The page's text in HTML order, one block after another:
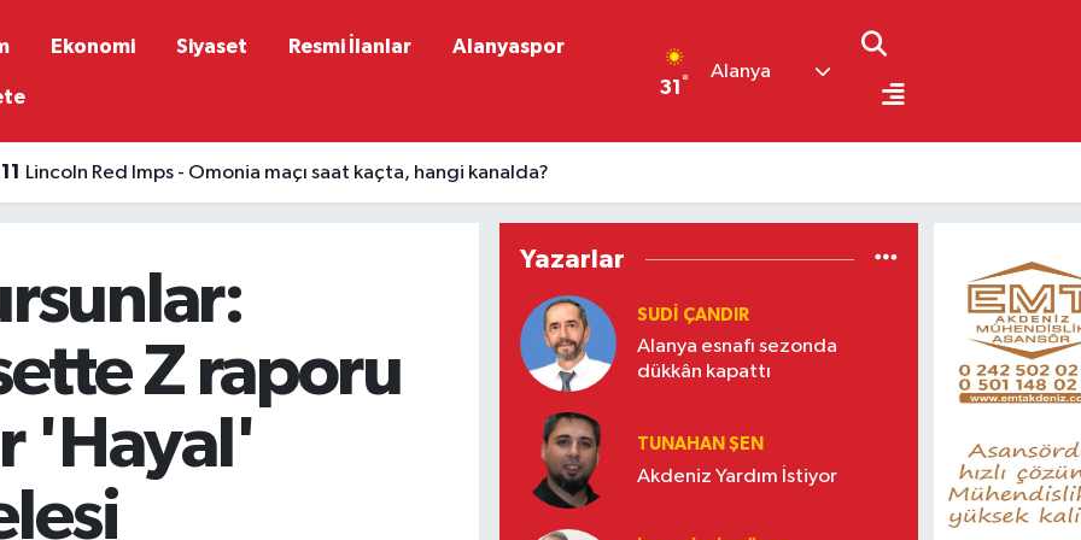
Ekonomi Siyaset Resmi İlanlar Alanyaspor
31 °
Alanya
Lincoln Red Imps - Omonia maçı saat kaçta, hangi kanalda?
Z raporu
'Hayal'
Yazarlar
SUDI ÇANDIR
Alanya esnafı sezonda
dükkân kapattı
TUNAHAN ŞEN
Akdeniz Yardım İstiyor